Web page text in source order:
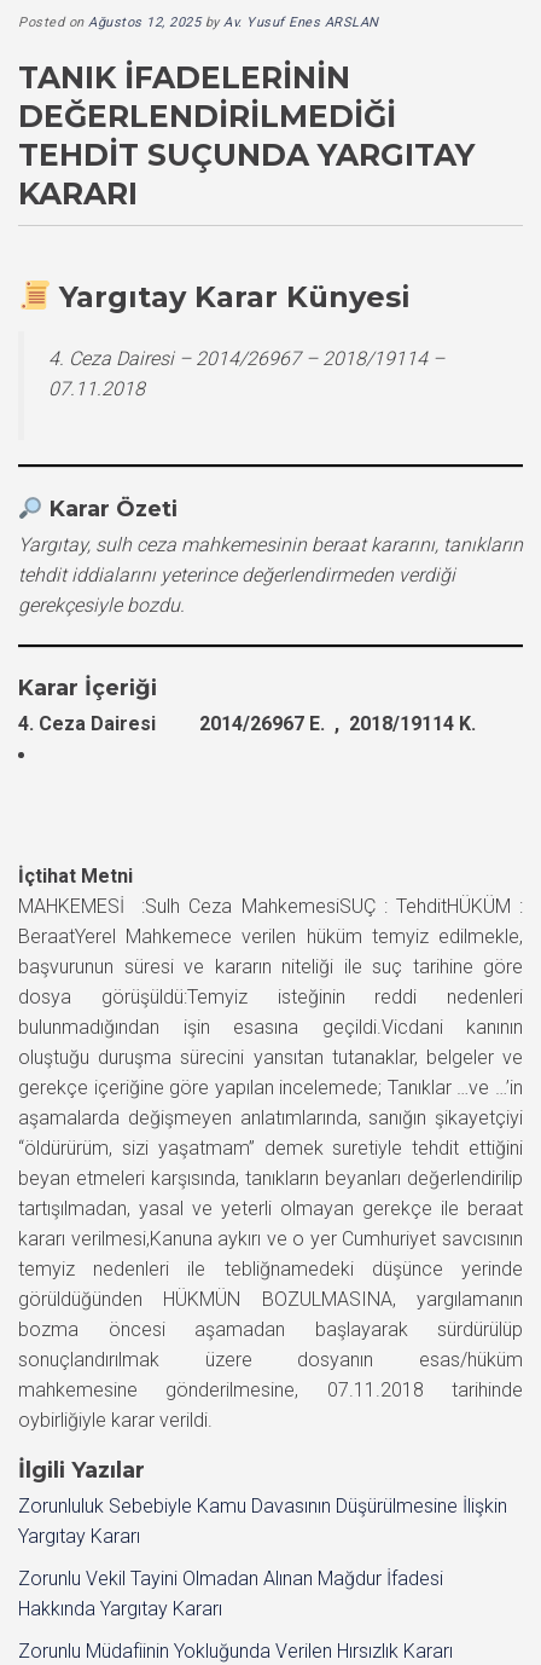
Posted on Ağustos 12, 2025byAv. Yusuf Enes ARSLAN
TANIK İFADELERININ
DEĞERLENDIRILMEDIĞI
TEHDIT SUÇUNDA YARGITAY
KARARI
Yargıtay Karar Künyesi
4. Ceza Dairesi – 2014/26967 – 2018/19114 –
07.11.2018
Karar Özeti
Yargıtay, sulh ceza mahkemesinin beraat kararını, tanıkların
tehdit iddialarını yeterince değerlendirmeden verdiği
gerekçesiyle bozdu.
Karar İçeriği
4. Ceza Dairesi 2014/26967 E. , 2018/19114 K.
İçtihat Metni
MAHKEMESİ :Sulh Ceza MahkemesiSUÇ : TehditHÜKÜM :
BeraatYerel Mahkemece verilen hüküm temyiz edilmekle,
başvurunun süresi ve kararın niteliği ile suç tarihine göre
dosya görüşüldü:Temyiz isteğinin reddi nedenleri
bulunmadığından işin esasına geçildi.Vicdani kanının
oluştuğu duruşma sürecini yansıtan tutanaklar, belgeler ve
gerekçe içeriğine göre yapılan incelemede; Tanıklar …ve …’in
aşamalarda değişmeyen anlatımlarında, sanığın şikayetçiyi
“öldürürüm, sizi yaşatmam” demek suretiyle tehdit ettiğini
beyan etmeleri karşısında, tanıkların beyanları değerlendirilip
tartışılmadan, yasal ve yeterli olmayan gerekçe ile beraat
kararı verilmesi,Kanuna aykırı ve o yer Cumhuriyet savcısının
temyiz nedenleri ile tebliğnamedeki düşünce yerinde
görüldüğünden HÜKMÜN BOZULMASINA, yargılamanın
bozma öncesi aşamadan başlayarak sürdürülüp
sonuçlandırılmak üzere dosyanın esas/hüküm
mahkemesine gönderilmesine, 07.11.2018 tarihinde
oybirliğiyle karar verildi.
İlgili Yazılar
Zorunluluk Sebebiyle Kamu Davasının Düşürülmesine İlişkin
Yargıtay Kararı
Zorunlu Vekil Tayini Olmadan Alınan Mağdur İfadesi
Hakkında Yargıtay Kararı
Zorunlu Müdafiinin Yokluğunda Verilen Hırsızlık Kararı